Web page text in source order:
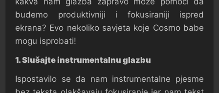
budemo produktivniji i fokusiraniji ispred
ekrana? Evo nekoliko savjeta koje Cosmo babe
mogu isprobati!
1. Slušajte instrumentalnu glazbu
Ispostavilo se da nam instrumentalne pjesme